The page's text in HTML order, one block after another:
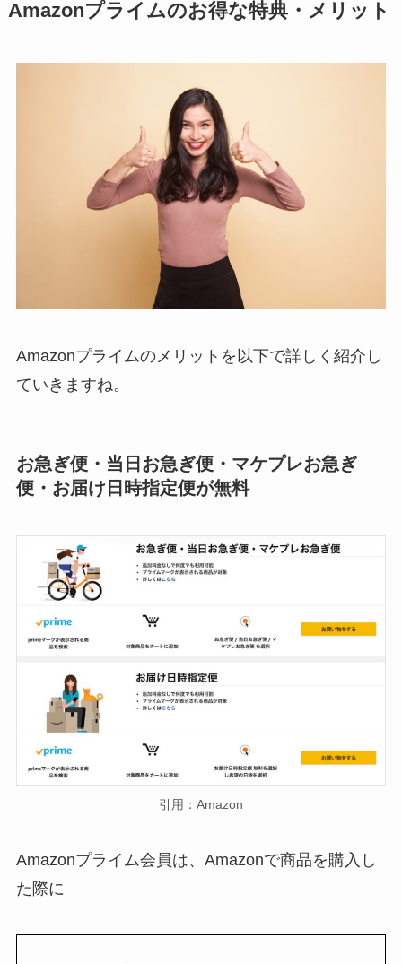
Amazonプライムのお得な特典・メリット
Amazonプライムのメリットを以下で詳しく紹介し
ていきますね。
お急ぎ便・当日お急ぎ便・マケプレお急ぎ
便・お届け日時指定便が無料
引用：Amazon
Amazonプライム会員は、Amazonで商品を購入し
た際に